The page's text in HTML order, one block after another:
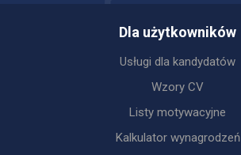
Dla użytkowników
Usługi dla kandydatów
Wzory CV
Listy motywacyjne
Kalkulator wynagrodzeń